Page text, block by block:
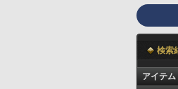
検索
アイテム